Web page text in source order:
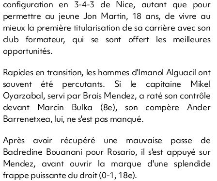
configuration en 3-4-3 de Nice, autant que pour
permettre au jeune Jon Martin, 18 ans, de vivre au
mieux la première titularisation de sa carrière avec son
club formateur, qui se sont offert les meilleures
opportunités.
Rapides en transition, les hommes d'Imanol Alguacil ont
souvent été percutants. Si le capitaine Mikel
Oyarzabal, servi par Brais Mendez, a raté son contrôle
devant Marcin Bulka (8e), son compère Ander
Barrenetxea, lui, ne s'est pas manqué.
Après avoir récupéré une mauvaise passe de
Badredine Bouanani pour Rosario, il s'est appuyé sur
Mendez, avant ouvrir la marque d'une splendide
frappe puissante du droit (0-1, 18e).